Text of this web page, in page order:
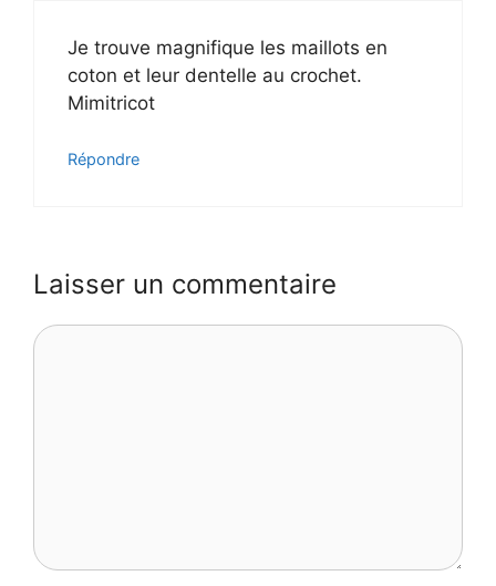
Je trouve magnifique les maillots en
coton et leur dentelle au crochet.
Mimitricot
Répondre
Laisser un commentaire
Commentaire